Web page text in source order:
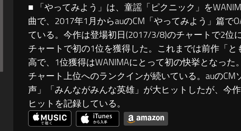
■ 「やってみよう」は、童謡「ピクニック」を
曲で、2017年1月からauのCM「やってみよう」篇で
ている。今作は登場初日(2017/3/8)のチャートで2位
チャートで初の1位を獲得した。これまでは前作「
高で、1位獲得はWANIMAにとって初の快挙となった
チャート上位へのランクインが続いている。auのCM
声」「みんながみんな英雄」が大ヒットしたが、今
ヒットを記録している。